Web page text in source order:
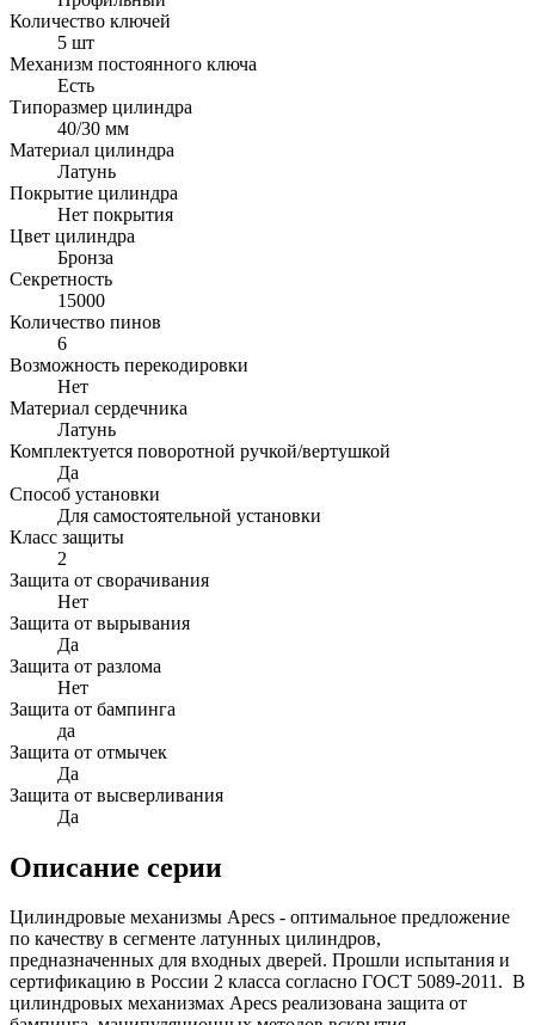
Количество ключей
5 шт
Механизм постоянного ключа
Есть
Типоразмер цилиндра
40/30 мм
Материал цилиндра
Латунь
Покрытие цилиндра
Нет покрытия
Цвет цилиндра
Бронза
Секретность
15000
Количество пинов
6
Возможность перекодировки
Нет
Материал сердечника
Латунь
Комплектуется поворотной ручкой/вертушкой
Да
Способ установки
Для самостоятельной установки
Класс защиты
2
Защита от сворачивания
Нет
Защита от вырывания
Да
Защита от разлома
Нет
Защита от бампинга
да
Защита от отмычек
Да
Защита от высверливания
Да
Описание серии
Цилиндровые механизмы Apecs - оптимальное предложение
по качеству в сегменте латунных цилиндров,
предназначенных для входных дверей. Прошли испытания и
сертификацию в России 2 класса согласно ГОСТ 5089-2011. В
цилиндровых механизмах Apecs реализована защита от